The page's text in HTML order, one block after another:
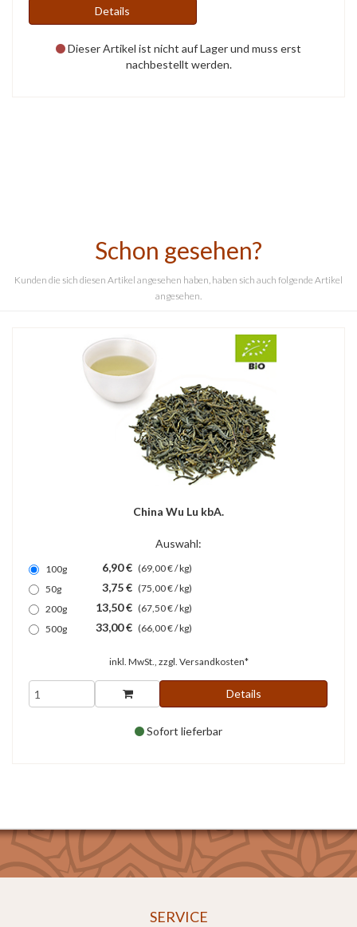
Details
Dieser Artikel ist nicht auf Lager und muss erst
nachbestellt werden.
Schon gesehen?
Kunden die sich diesen Artikel angesehen haben, haben sich auch folgende Artikel
angesehen.
China Wu Lu kbA.
Auswahl:
100g 6,90 € (69,00 € / kg)
50g
3,75 € (75,00 € / kg)
200g
13,50 € (67,50 € / kg)
500g
33,00 € (66,00 € / kg)
inkl. MwSt., zzgl. Versandkosten*
Details
Sofort lieferbar
SERVICE